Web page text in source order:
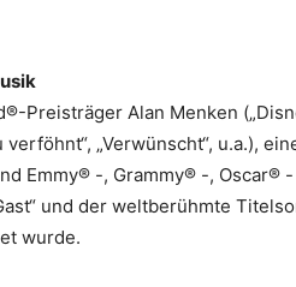
Preisträger Alan Menken
verföhnt“, „Verwünscht“, u.a.),
Emmy® -, Grammy® -, Oscar®
und der weltberühmte
wurde.